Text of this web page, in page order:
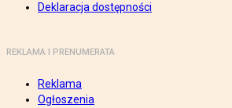
Deklaracja dostępności
REKLAMA I PRENUMERATA
Reklama
Ogłoszenia